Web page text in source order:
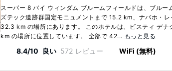
スーパー 8 バイ ウィンダム ブルームフィールドは、ブルー
ズテック遺跡群国定モニュメントまで 15.2 km、ナバホ・
32.3 km の場所にあります。 このホテルは、ビスティ デナ
km の場所に位置しています。 全部で 42... もっと見る
8.4/10 良い 572 レビュー WiFi (無料)